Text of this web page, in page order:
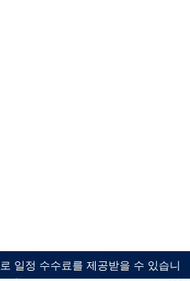
일정 수수료를 제공받을 수 있습니